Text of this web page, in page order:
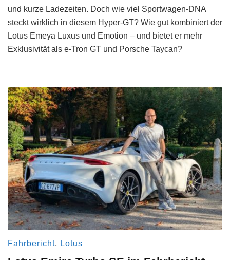
und kurze Ladezeiten. Doch wie viel Sportwagen-DNA
steckt wirklich in diesem Hyper-GT? Wie gut kombiniert der
Lotus Emeya Luxus und Emotion – und bietet er mehr
Exklusivität als e-Tron GT und Porsche Taycan?
Fahrbericht, Lotus